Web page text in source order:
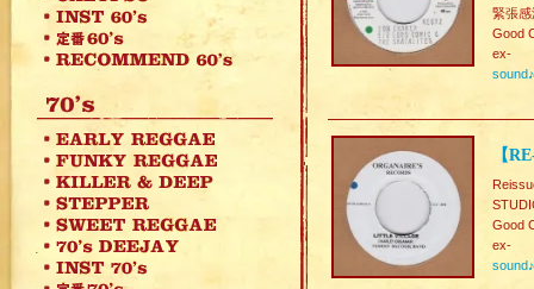
緊張感
Good
ex-
sound♪
【
Good
ex-
sound♪